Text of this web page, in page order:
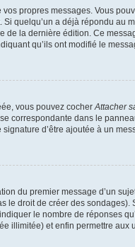
propres messages. Vous
quelqu’un a déjà répondu au
de la dernière édition. Ce
qu’ils ont modifié le
vous pouvez cocherAttacher
correspondante dans le
d’être ajoutée à un
du premier message d’un
le droit de créer des
le nombre de réponses
illimitée) et enfin permettre